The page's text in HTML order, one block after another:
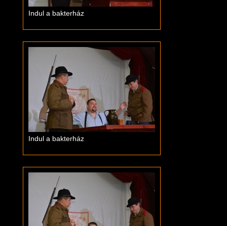
Indul a bakterház
Indul a bakterház